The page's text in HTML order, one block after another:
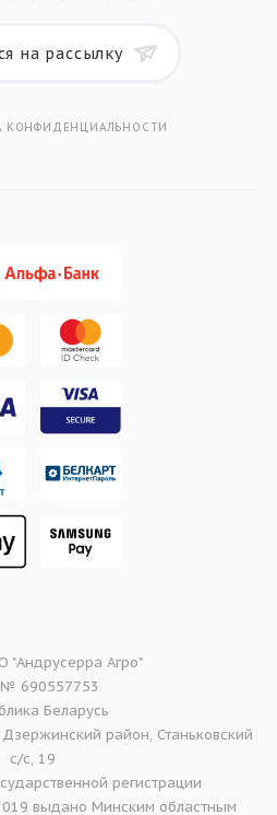
на рассылку
КОНФИДЕНЦИАЛЬНОСТИ
"Андрусерра Агро"
690557753
Беларусь
район, Станьковский
с/с, 19
регистрации
выдано Минским областным